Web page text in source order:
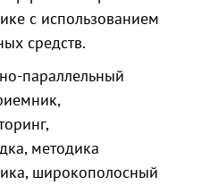
с использованием
средств.
параллельный
методика
широкополосный